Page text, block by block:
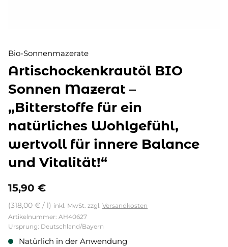
Bio-Sonnenmazerate
Artischockenkrautöl BIO
Sonnen Mazerat –
„Bitterstoffe für ein
natürliches Wohlgefühl,
wertvoll für innere Balance
und Vitalität!“
15,90 €
(318,00 € / l) inkl. MwSt. zzgl. Versandkosten
Artikelnummer: AH40627
Ursprung: Deutschland/Bayern
Natürlich in der Anwendung